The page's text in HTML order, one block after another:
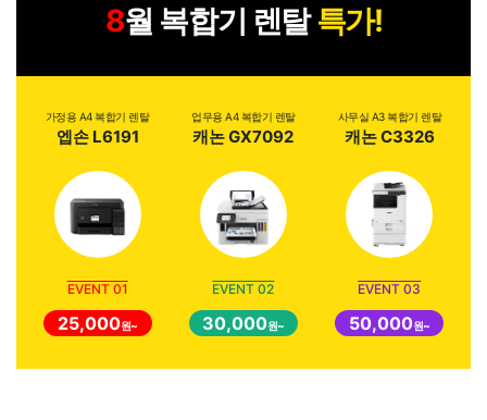
월 복합기 렌탈특가!
가정용 A4 복합기 렌탈
엡손 L6191
EVENT 01
25,000원~
업무용 A4 복합기 렌탈
캐논 GX7092
EVENT 02
30,000원~
사무실 A3 복합기 렌탈
캐논 C3326
EVENT 03
50,000원~